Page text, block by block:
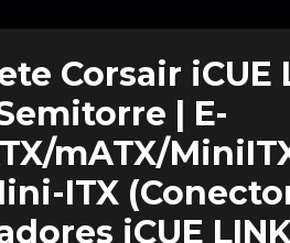
Corsair iCUE
| E-
mATX/
ITX
iCUE